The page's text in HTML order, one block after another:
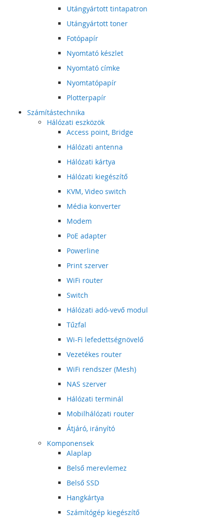
Utángyártott tintapatron
Utángyártott toner
Fotópapír
Nyomtató készlet
Nyomtató címke
Nyomtatópapír
Plotterpapír
Számítástechnika
Hálózati eszközök
Access point, Bridge
Hálózati antenna
Hálózati kártya
Hálózati kiegészítő
KVM, Video switch
Média konverter
Modem
PoE adapter
Powerline
Print szerver
WiFi router
Switch
Hálózati adó-vevő modul
Tűzfal
Wi-Fi lefedettségnövelő
Vezetékes router
WiFi rendszer (Mesh)
NAS szerver
Hálózati terminál
Mobilhálózati router
Átjáró, irányító
Komponensek
Alaplap
Belső merevlemez
Belső SSD
Hangkártya
Számítógép kiegészítő